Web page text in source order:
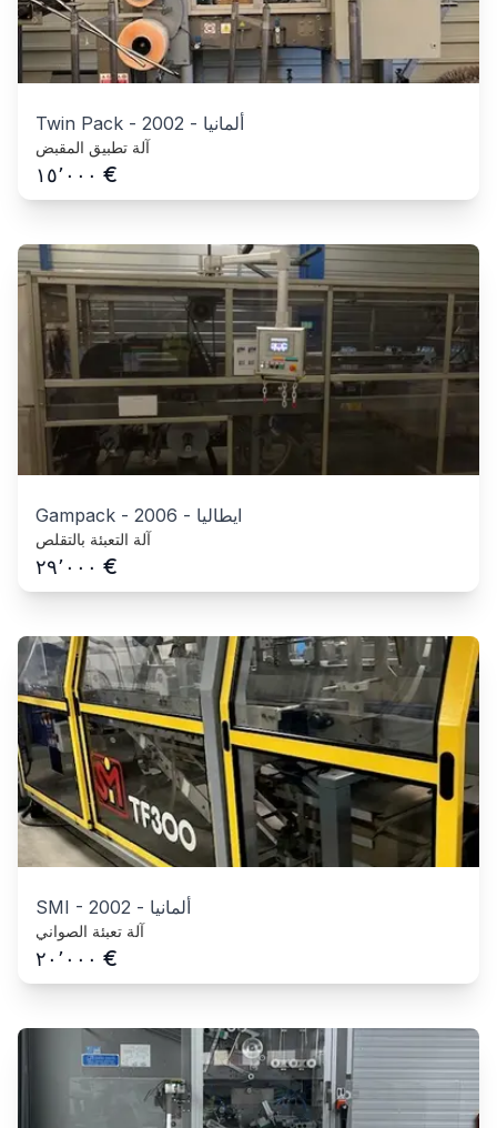
Twin Pack - 2002 - ألمانيا
آلة تطبيق المقبض
١٥٬٠٠٠ €
Gampack - 2006 - ايطاليا
آلة التعبئة بالتقلص
٢٩٬٠٠٠ €
SMI - 2002 - ألمانيا
آلة تعبئة الصواني
٢٠٬٠٠٠ €